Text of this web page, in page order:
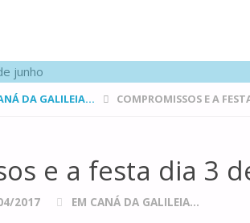
DA GALILEIA... COMPROMISSOS E A
e a festa dia 3
2017 EM CANÁ DA GALILEIA...